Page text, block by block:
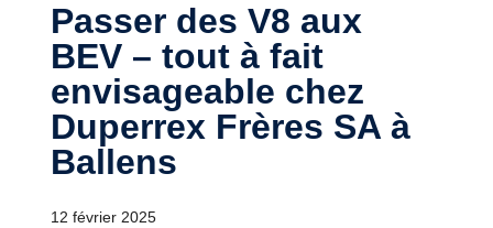
Passer des V8 aux
BEV – tout à fait
envisageable chez
Duperrex Frères SA à
Ballens
12 février 2025